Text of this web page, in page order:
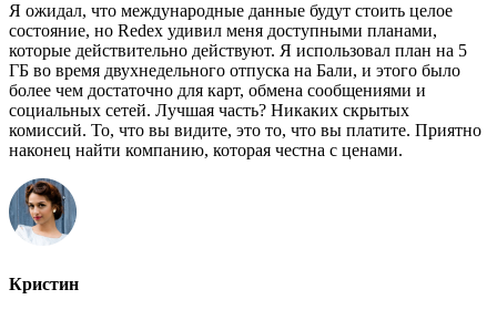
Я ожидал, что международные данные будут стоить целое
состояние, но Redex удивил меня доступными планами,
которые действительно действуют. Я использовал план на 5
ГБ во время двухнедельного отпуска на Бали, и этого было
более чем достаточно для карт, обмена сообщениями и
социальных сетей. Лучшая часть? Никаких скрытых
комиссий. То, что вы видите, это то, что вы платите. Приятно
наконец найти компанию, которая честна с ценами.
Кристин